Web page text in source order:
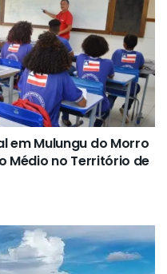
em Mulungu do Morro
Médio no Território de